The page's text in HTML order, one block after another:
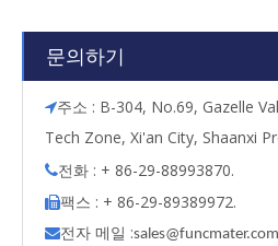
문의하기
주소 : B-304, No.69, Gazelle
Tech Zone, Xi'an City, Shaanxi
전화 : + 86-29-88993870.
팩스 : + 86-29-89389972.
전자 메일 :sales@funcmater.com